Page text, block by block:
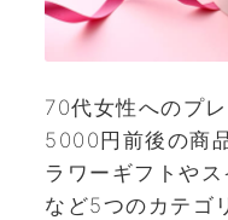
70代女性へのプ
5000円前後の商
ラワーギフトや
など5つのカテゴ